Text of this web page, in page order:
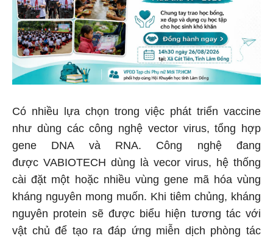
Có nhiều lựa chọn trong việc phát triển vaccine
như dùng các công nghệ vector virus, tổng hợp
gene DNA và RNA. Công nghệ đang
được VABIOTECH dùng là vecor virus, hệ thống
cài đặt một hoặc nhiều vùng gene mã hóa vùng
kháng nguyên mong muốn. Khi tiêm chủng, kháng
nguyên protein sẽ được biểu hiện tương tác với
vật chủ để tạo ra đáp ứng miễn dịch phòng tác